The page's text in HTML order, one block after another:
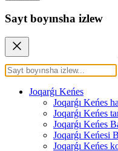
Sayt boyınsha izlew
Joqarǵı Keńes
Joqarǵı Keńes
Joqarǵı Keńes
Joqarǵı Keńes
Joqarǵı Keńesi
Joqarǵı Keńes